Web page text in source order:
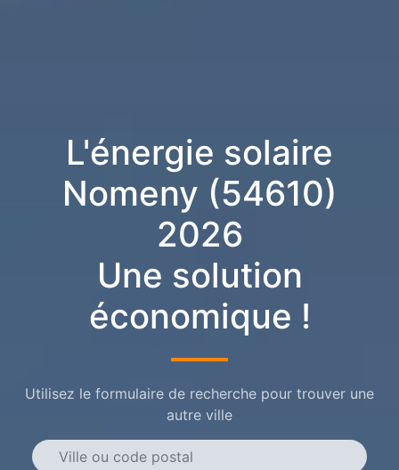
L'énergie solaire
Nomeny (54610)
2026
Une solution
économique !
Utilisez le formulaire de recherche pour trouver une
autre ville